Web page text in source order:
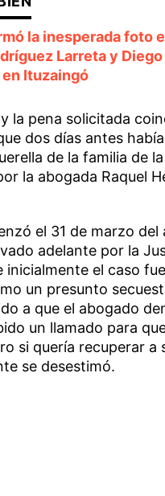
la inesperada foto
Larreta y Diego
Ituzaingó
la pena solicitada
dos días antes había
de la familia de
la abogada Raquel
el 31 de marzo del
adelante por la
inicialmente el caso fue
un presunto
a que el abogado
un llamado para
si quería recuperar a
se desestimó.